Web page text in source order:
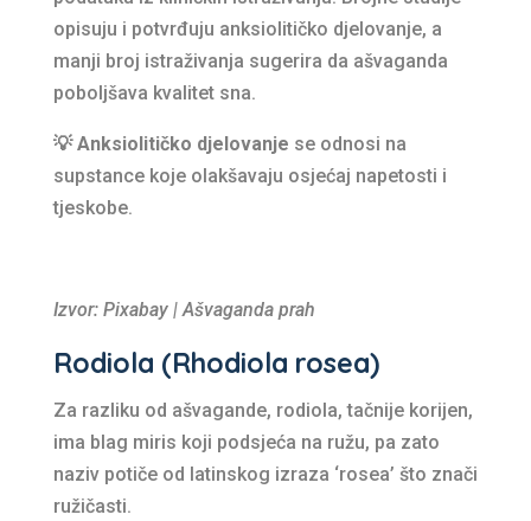
opisuju i potvrđuju anksiolitičko djelovanje, a
manji broj istraživanja sugerira da ašvaganda
poboljšava kvalitet sna.
💡 Anksiolitičko djelovanje se odnosi na
supstance koje olakšavaju osjećaj napetosti i
tjeskobe.
Izvor: Pixabay | Ašvaganda prah
Rodiola (Rhodiola rosea)
Za razliku od ašvagande, rodiola, tačnije korijen,
ima blag miris koji podsjeća na ružu, pa zato
naziv potiče od latinskog izraza ‘rosea’ što znači
ružičasti.